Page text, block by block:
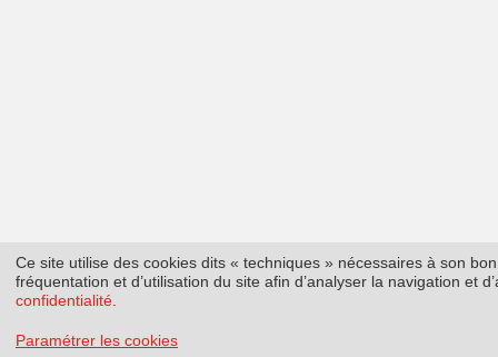
Ce site utilise des cookies dits « techniques » nécessaires à son
fréquentation et d’utilisation du site afin d’analyser la navigation et
confidentialité
Paramétrer les cookies